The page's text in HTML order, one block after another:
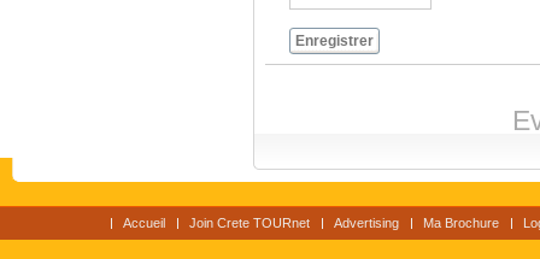
Enregistrer
Accueil Join Crete TOURnet Advertising Ma Brochure